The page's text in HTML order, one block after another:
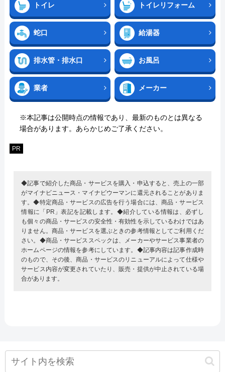
トイレ トイレリフォーム
蛇口 給湯器
排水管・排水口 お風呂
業者 メーカー
※本記事は公開時点の情報であり、最新のものとは異なる
場合があります。あらかじめご了承ください。
PR
◆記事で紹介した商品・サービスを購入・申込すると、売上の一部
がマイナビニュース・マイナビウーマンに還元されることがありま
す。◆特定商品・サービスの広告を行う場合には、商品・サービス
情報に「PR」表記を記載します。◆紹介している情報は、必ずし
も個々の商品・サービスの安全性・有効性を示しているわけではあ
りません。商品・サービスを選ぶときの参考情報としてご利用くだ
さい。◆商品・サービススペックは、メーカーやサービス事業者の
ホームページの情報を参考にしています。◆記事内容は記事作成時
のもので、その後、商品・サービスのリニューアルによって仕様や
サービス内容が変更されていたり、販売・提供が中止されている場
合があります。